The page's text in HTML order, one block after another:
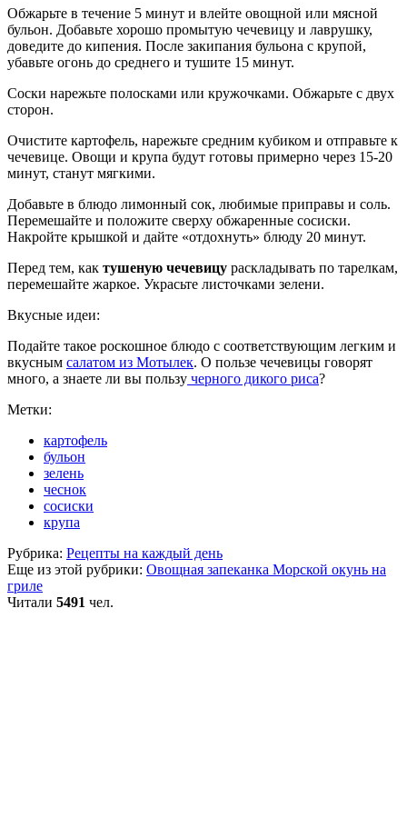
Обжарьте в течение 5 минут и влейте овощной или мясной
бульон. Добавьте хорошо промытую чечевицу и лаврушку,
доведите до кипения. После закипания бульона с крупой,
убавьте огонь до среднего и тушите 15 минут.
Соски нарежьте полосками или кружочками. Обжарьте с двух
сторон.
Очистите картофель, нарежьте средним кубиком и отправьте к
чечевице. Овощи и крупа будут готовы примерно через 15-20
минут, станут мягкими.
Добавьте в блюдо лимонный сок, любимые приправы и соль.
Перемешайте и положите сверху обжаренные сосиски.
Накройте крышкой и дайте «отдохнуть» блюду 20 минут.
Перед тем, как тушеную чечевицу раскладывать по тарелкам,
перемешайте жаркое. Украсьте листочками зелени.
Вкусные идеи:
Подайте такое роскошное блюдо с соответствующим легким и
вкусным салатом из Мотылек. О пользе чечевицы говорят
много, а знаете ли вы пользу черного дикого риса?
Метки:
картофель
бульон
зелень
чеснок
сосиски
крупа
Рубрика: Рецепты на каждый день
Еще из этой рубрики: Овощная запеканка Морской окунь на
гриле
Читали 5491 чел.